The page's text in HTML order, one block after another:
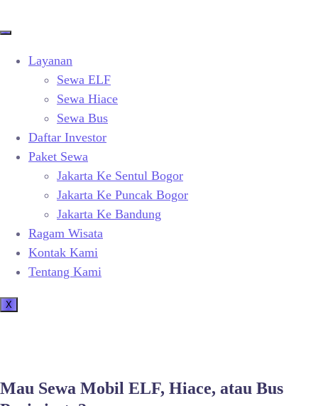
Layanan
Sewa ELF
Sewa Hiace
Sewa Bus
Daftar Investor
Paket Sewa
Jakarta Ke Sentul Bogor
Jakarta Ke Puncak Bogor
Jakarta Ke Bandung
Ragam Wisata
Kontak Kami
Tentang Kami
X
Mau Sewa Mobil ELF, Hiace, atau Bus